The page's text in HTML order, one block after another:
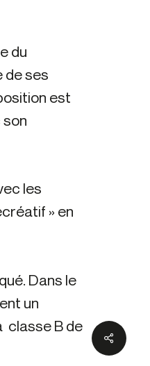
du
de ses
est
son
les
» en
Dans le
un
classe B de